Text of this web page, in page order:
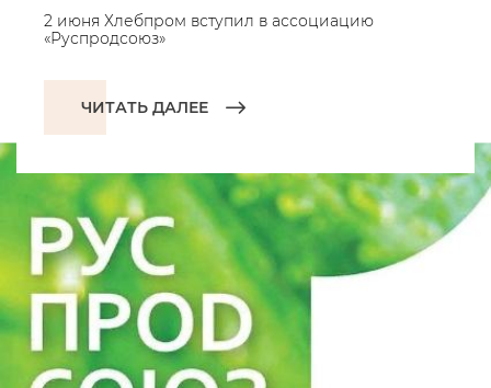
2 июня Хлебпром вступил в ассоциацию
«Руспродсоюз»
ЧИТАТЬ ДАЛЕЕ